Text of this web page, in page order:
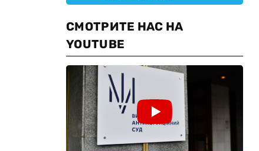
СМОТРИТЕ НАС НА
YOUTUBE